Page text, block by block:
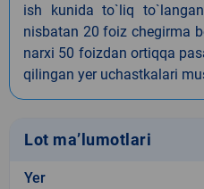
ish kunida to`liq
nisbatan 20 foiz chegirma
narxi 50 foizdan ortiqqa
qilingan yer uchastkalari
Lot ma’lumotlari
Yer